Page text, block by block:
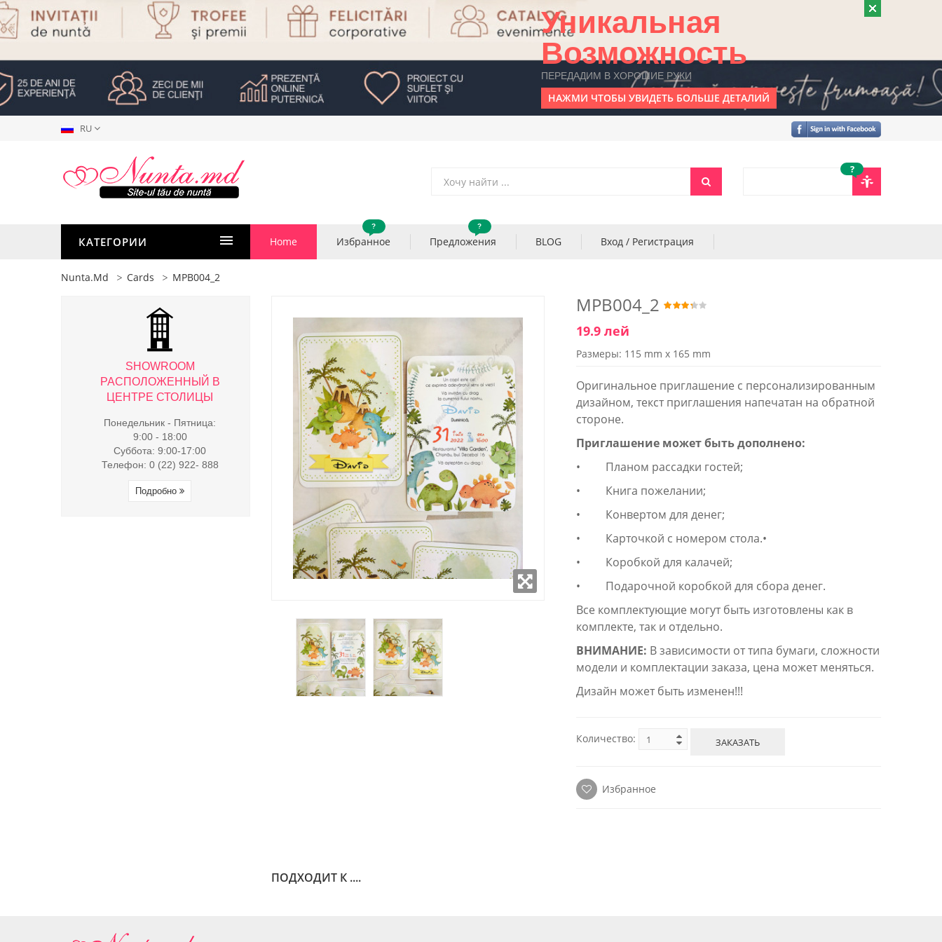
Уникальная
Возможность
ПЕРЕДАДИМ В ХОРОШИЕ РУКИ
НАЖМИ ЧТОБЫ УВИДЕТЬ БОЛЬШЕ ДЕТАЛИЙ
RU
?
КАТЕГОРИИ Home Избранное
?
Предложения
?
BLOG Вход / Регистрация
Nunta.md Cards MPB004_2
MPB004_2
19.9 лей
Размеры: 115 mm x 165 mm
Оригинальное приглашение с персонализированным
дизайном, текст приглашения напечатан на обратной
стороне.
Приглашение может быть дополнено:
• Планом рассадки гостей;
• Книга пожелании;
• Конвертом для денег;
• Карточкой с номером стола.•
• Коробкой для калачей;
• Подарочной коробкой для сбора денег.
Все комплектующие могут быть изготовлены как в
комплекте, так и отдельно.
ВНИМАНИЕ: В зависимости от типа бумаги, сложности
модели и комплектации заказа, цена может меняться.
Дизайн может быть изменен!!!
Количество: ЗАКАЗАТЬ
Избранное
ПОДХОДИТ К ....
SHOWROOM
РАСПОЛОЖЕННЫЙ В
ЦЕНТРЕ СТОЛИЦЫ
Понедельник - Пятница:
9:00 - 18:00
Суббота: 9:00-17:00
Телефон: 0 (22) 922- 888
Подробно
SHOWROOM
РАСПОЛОЖЕННЫЙ В
ЦЕНТРЕ СТОЛИЦЫ
Понедельник - Пятница:
9:00 - 18:00
Суббота: 9:00-17:00
Телефон: 0 (22) 922- 888
SHOWROOM
РАСПОЛОЖЕННЫЙ В
ЦЕНТРЕ СТОЛИЦЫ
Понедельник - Пятница:
9:00 - 18:00
Суббота: 9:00-17:00
Телефон: 0 (22) 922- 888
Подробно